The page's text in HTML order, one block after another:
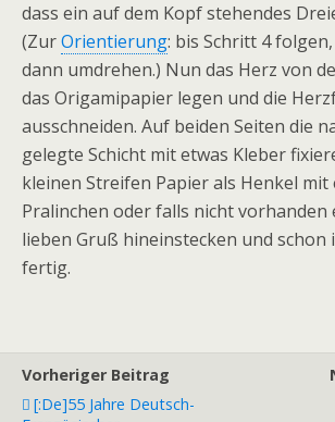
dass ein auf dem Kopf stehendes
(ZurOrientierung: bis Schritt 4
dann umdrehen.) Nun das Herz von
das Origamipapier legen und die
ausschneiden. Auf beiden Seiten die
gelegte Schicht mit etwas Kleber
kleinen Streifen Papier als Henkel mit
Pralinchen oder falls nicht vorhanden
lieben Gruß hineinstecken und schon
fertig.
Vorheriger Beitrag
[:de]55 Jahre Deutsch-